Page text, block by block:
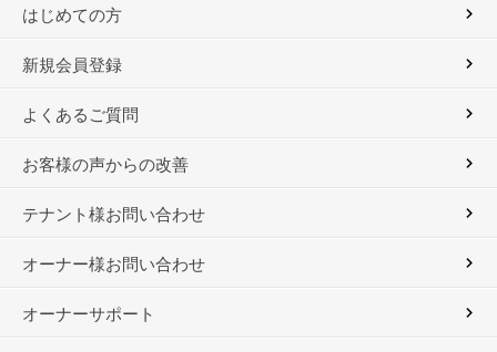
はじめての方
新規会員登録
よくあるご質問
お客様の声からの改善
テナント様お問い合わせ
オーナー様お問い合わせ
オーナーサポート